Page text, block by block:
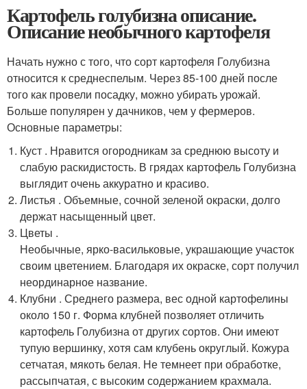
Картофель голубизна описание.
Описание необычного картофеля
Начать нужно с того, что сорт картофеля Голубизна
относится к среднеспелым. Через 85-100 дней после
того как провели посадку, можно убирать урожай.
Больше популярен у дачников, чем у фермеров.
Основные параметры:
Куст . Нравится огородникам за среднюю высоту и
слабую раскидистость. В грядах картофель Голубизна
выглядит очень аккуратно и красиво.
Листья . Объемные, сочной зеленой окраски, долго
держат насыщенный цвет.
Цветы .
Необычные, ярко-васильковые, украшающие участок
своим цветением. Благодаря их окраске, сорт получил
неординарное название.
Клубни . Среднего размера, вес одной картофелины
около 150 г. Форма клубней позволяет отличить
картофель Голубизна от других сортов. Они имеют
тупую вершинку, хотя сам клубень округлый. Кожура
сетчатая, мякоть белая. Не темнеет при обработке,
рассыпчатая, с высоким содержанием крахмала.